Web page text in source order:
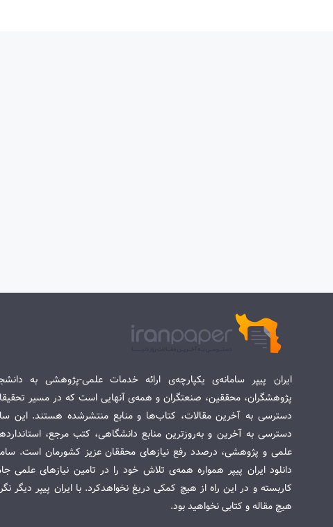
ایران پیپر سامانه‌ی یکپارچه‌ی ارائه خدمات علمی-پژوهشی به
پژوهشگران، محققین، صنعتگران و همه‌ی آنهایی است که در مسیر
دسترسی به آخرین مقالات، کتاب‌ها و منابع منتشرشده هستند. این
دسترسی به آخرین و به‌روزترین منابع دانشگاهی، کتب مرجع،
علمی و پژوهشی، درصدد رفع نیازهای محققان عزیز کشورمان است.
دانلود ایران پیپر همواره همه‌ی تلاش خود را در تامین نیازهای علمی
کاربسته و در این راه از هیچ کمکی دریغ نخواهدکرد. با ایران پیپر دیگر
هیچ مقاله و کتابی نخواهید بود.